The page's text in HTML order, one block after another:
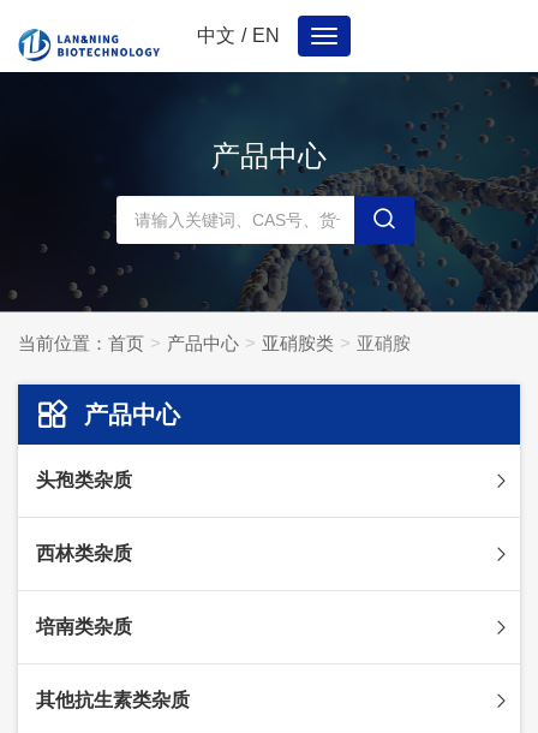
中文 / EN
Toggle
navigation
产品中心
当前位置： 首页 产品中心 亚硝胺类 亚硝胺
产品中心
头孢类杂质
头孢唑林杂质
西林类杂质
苯唑西林杂质
培南类杂质
其他抗生素类杂质